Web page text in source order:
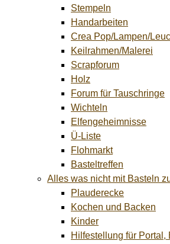
Stempeln
Handarbeiten
Crea Pop/Lampen/
Keilrahmen/Malerei
Scrapforum
Holz
Forum für Tauschringe
Wichteln
Elfengeheimnisse
Ü-Liste
Flohmarkt
Basteltreffen
Alles was nicht mit Basteln
Plauderecke
Kochen und Backen
Kinder
Hilfestellung für Portal,